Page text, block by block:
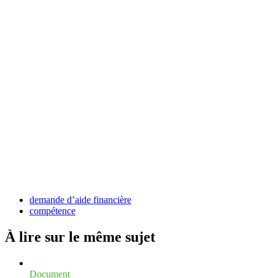
demande d’aide financière
compétence
À lire sur le même sujet
Document